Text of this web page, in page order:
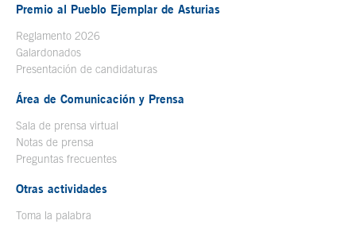
Premio al Pueblo Ejemplar de Asturias
Reglamento 2026
Galardonados
Presentación de candidaturas
Área de Comunicación y Prensa
Sala de prensa virtual
Notas de prensa
Preguntas frecuentes
Otras actividades
Toma la palabra